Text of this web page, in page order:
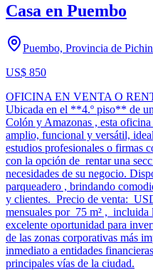
Casa en Puembo
Puembo, Provincia de
US$ 850
OFICINA EN VENTA O
Ubicada en el **4.º piso** de
Colón y Amazonas , esta
amplio, funcional y versátil,
estudios profesionales o firmas
con la opción de rentar una
necesidades de su negocio.
parqueadero , brindando
y clientes. Precio de venta:
mensuales por 75 m² ,
excelente oportunidad para
de las zonas corporativas más
inmediato a entidades
principales vías de la ciudad.